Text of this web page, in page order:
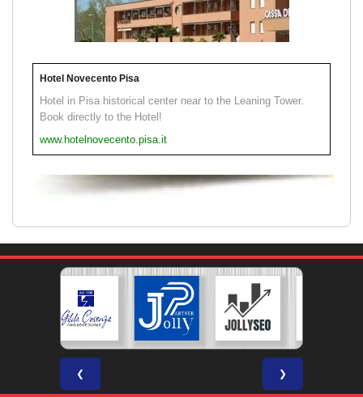
Hotel Novecento Pisa
Hotel in Pisa historical center near to the Leaning Tower.
Book directly to the Hotel!
www.hotelnovecento.pisa.it
❮ ❯